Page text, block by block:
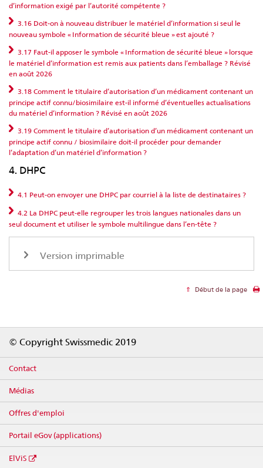
d’information exigé par l’autorité compétente ?
3.16 Doit-on à nouveau distribuer le matériel d’information si seul le
nouveau symbole « Information de sécurité bleue » est ajouté ?
3.17 Faut-il apposer le symbole « Information de sécurité bleue » lorsque
le matériel d’information est remis aux patients dans l’emballage ? Révisé
en août 2026
3.18 Comment le titulaire d’autorisation d’un médicament contenant un
principe actif connu/biosimilaire est-il informé d’éventuelles actualisations
du matériel d’information ? Révisé en août 2026
3.19 Comment le titulaire d’autorisation d’un médicament contenant un
principe actif connu / biosimilaire doit-il procéder pour demander
l’adaptation d’un matériel d’information ?
4. DHPC
4.1 Peut-on envoyer une DHPC par courriel à la liste de destinataires ?
4.2 La DHPC peut‑elle regrouper les trois langues nationales dans un
seul document et utiliser le symbole multilingue dans l’en‑tête ?
Version imprimable
Début de la page
© Copyright Swissmedic 2019
Contact
Médias
Offres d'emploi
Portail eGov (applications)
ElViS